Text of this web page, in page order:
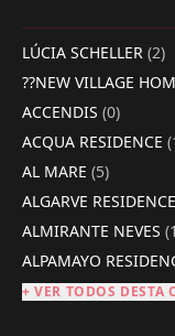
LÚCIA SCHELLER (2)
??NEW VILLAGE
ACCENDIS (0)
ACQUA RESIDENCE
AL MARE (5)
ALGARVE RESIDENCE
ALMIRANTE NEVES
ALPAMAYO
+ VER TODOS DESTA